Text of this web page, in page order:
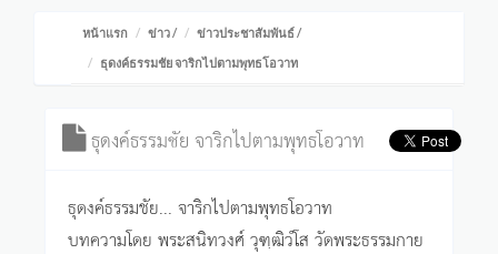
หน้าแรก ข่าว/ ข่าวประชาสัมพันธ์/
ธุดงค์ธรรมชัย จาริกไปตามพุทธโอวาท
ธุดงค์ธรรมชัย จาริกไปตามพุทธโอวาท
ธุดงค์ธรรมชัย... จาริกไปตามพุทธโอวาท
บทความโดย พระสนิทวงศ์ วุฑฺฒิวํโส วัดพระธรรมกาย